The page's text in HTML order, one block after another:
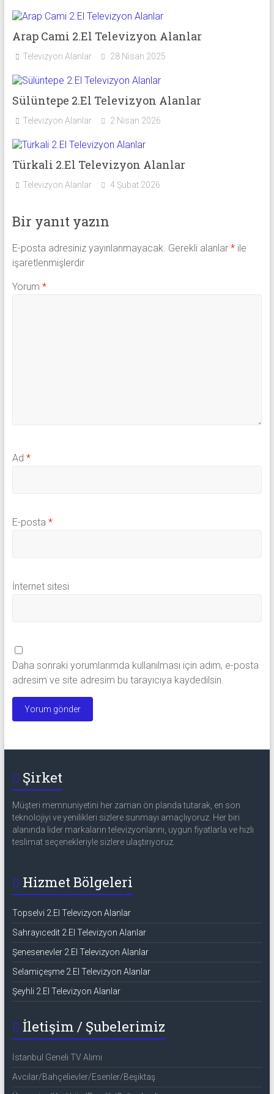
Arap Cami 2.El Televizyon Alanlar
Televizyon Alanlar 28 Nisan 2025
Sülüntepe 2.El Televizyon Alanlar
Televizyon Alanlar 2 Nisan 2026
Türkali 2.El Televizyon Alanlar
Televizyon Alanlar 4 Şubat 2026
Bir yanıt yazın
E-posta adresiniz yayınlanmayacak. Gerekli alanlar *ile
işaretlenmişlerdir
Yorum *
Ad *
E-posta *
İnternet sitesi
Daha sonraki yorumlarımda kullanılması için adım, e-posta
adresim ve site adresim bu tarayıcıya kaydedilsin.
Şirket
Müşteri memnuniyetini her zaman ön planda tutarak, en son
teknolojiyi ve yenilikleri sizlere sunmayı amaçlıyoruz. Her biri
alanında lider markaların televizyonlarını, uygun fiyatlarla ve hızlı
teslimat seçenekleriyle sizlere ulaştırıyoruz.
Hizmet Bölgeleri
Topselvi 2.El Televizyon Alanlar
Sahrayıcedit 2.El Televizyon Alanlar
Şenesenevler 2.El Televizyon Alanlar
Selamiçeşme 2.El Televizyon Alanlar
Şeyhli 2.El Televizyon Alanlar
İletişim / Şubelerimiz
İstanbul Geneli TV Alımı
Avcılar/Bahçelievler/Esenler/Beşiktaş